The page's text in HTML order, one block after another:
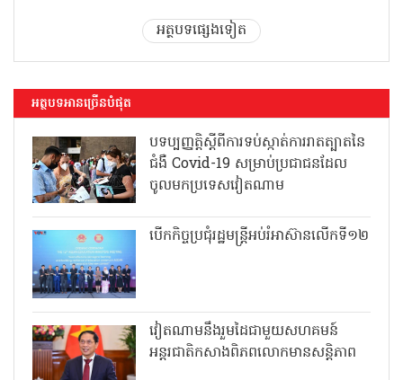
អត្ថបទផ្សេងទៀត
អត្ថបទអានច្រើនបំផុត
បទប្បញ្ញត្តិស្តីពីការទប់ស្កាត់ការរាតត្បាតនៃ
ជំងឺ Covid-19 សម្រាប់ប្រជាជនដែល
ចូលមកប្រទេសវៀតណាម
បើកកិច្ចប្រជុំរដ្ឋមន្ត្រីអប់រំអាស៊ានលើកទី១២
វៀតណាមនឹងរួមដៃជាមួយសហគមន៍
អន្តរជាតិកសាងពិភពលោកមានសន្តិភាព